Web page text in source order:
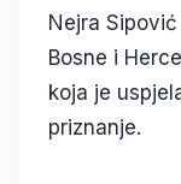
Nejra
Bosne i
koja je
priznanje.